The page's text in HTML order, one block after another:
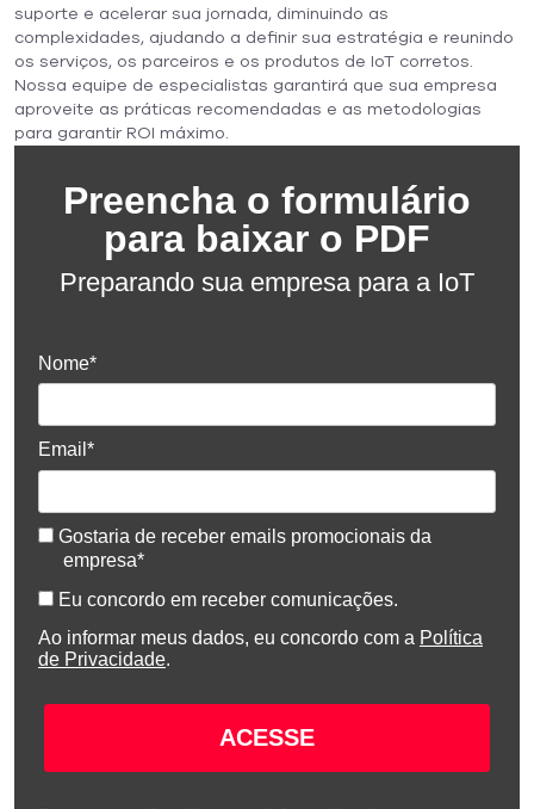
suporte e acelerar sua jornada, diminuindo as
complexidades, ajudando a definir sua estratégia e reunindo
os serviços, os parceiros e os produtos de IoT corretos.
Nossa equipe de especialistas garantirá que sua empresa
aproveite as práticas recomendadas e as metodologias
para garantir ROI máximo.
Preencha o formulário
para baixar o PDF
Preparando sua empresa para a IoT
Nome*
Email*
Gostaria de receber emails promocionais da
empresa*
Eu concordo em receber comunicações.
Ao informar meus dados, eu concordo com a Política
de Privacidade.
ACESSE